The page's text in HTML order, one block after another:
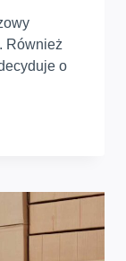
Również
o